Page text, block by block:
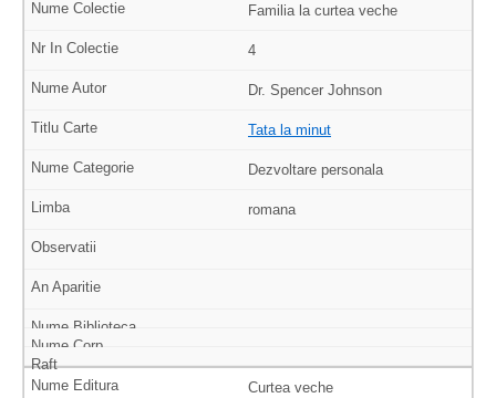
Familia la curtea veche
4
Dr. Spencer Johnson
Tata la minut
Dezvoltare personala
romana
Curtea veche